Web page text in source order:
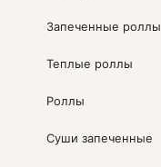
Запеченные роллы
Теплые роллы
Роллы
Суши запеченные